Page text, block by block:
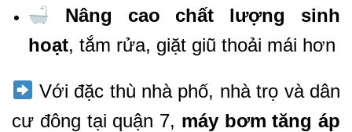
Nâng cao chất lượng sinh
hoạt, tắm rửa, giặt giũ thoải mái hơn
Với đặc thù nhà phố, nhà trọ và dân
cư đông tại quận 7, máy bơm tăng áp